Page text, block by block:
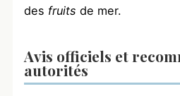
des fruits de mer.
Avis officiels et
autorités